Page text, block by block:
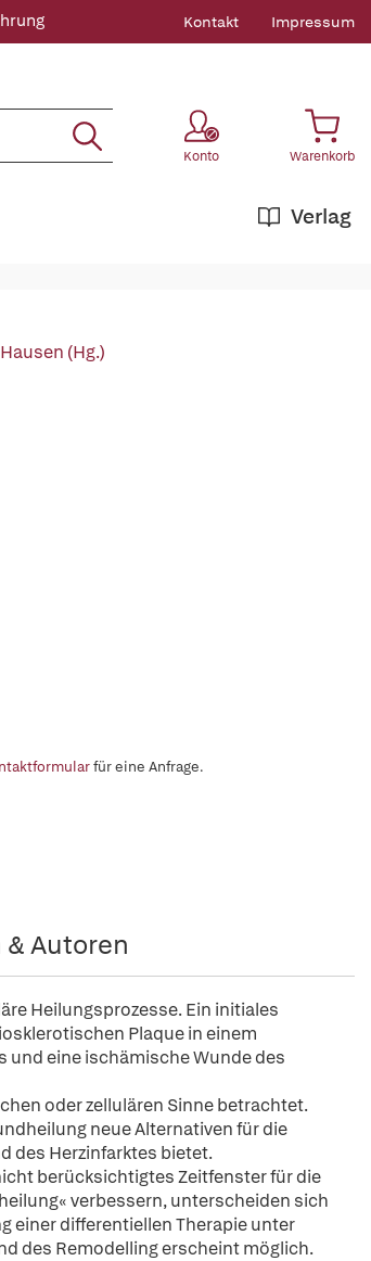
Kontakt Impressum
Konto Warenkorb
Verlag
(Hg.)
für eine Anfrage.
Autoren
Heilungsprozesse. Ein initiales
Plaque in einem
und eine ischämische Wunde des
oder zellulären Sinne betrachtet.
neue Alternativen für die
des Herzinfarktes bietet.
berücksichtigtes Zeitfenster für die
verbessern, unterscheiden sich
einer differentiellen Therapie unter
des Remodelling erscheint möglich.